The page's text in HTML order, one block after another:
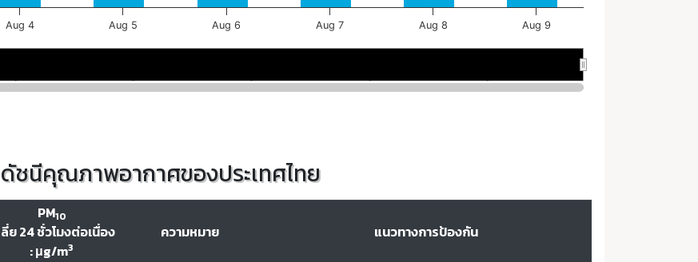
ดัชนีคุณภาพอากาศของประเทศไทย
PM10
ลี่ย 24 ชั่วโมงต่อเนื่อง
: μg/m3
ความหมาย แนวทางการป้องกัน